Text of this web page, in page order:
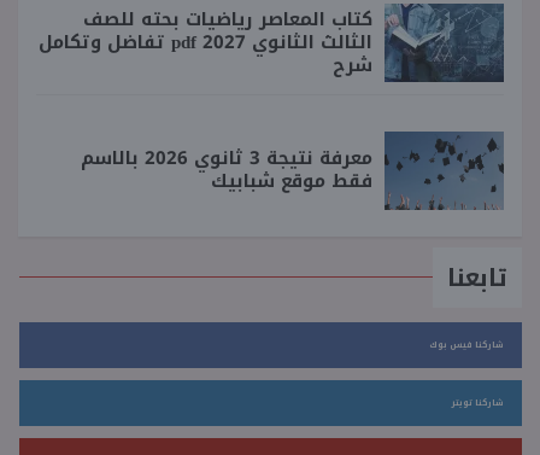
كتاب المعاصر رياضيات بحته للصف
الثالث الثانوي 2027 pdf تفاضل وتكامل
شرح
معرفة نتيجة 3 ثانوي 2026 بالاسم
فقط موقع شبابيك
تابعنا
شاركنا فيس بوك
شاركنا تويتر